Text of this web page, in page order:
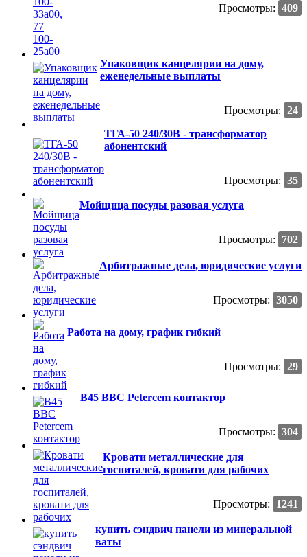
Просмотры: 409
Упаковщик канцелярии на дому,
еженедельные выплаты
Просмотры: 24
ТГА-50 240/30В - трансформатор
абонентский
Просмотры: 35
Мойщица посуды разовая услуга
Просмотры: 702
Арбитражные дела, юридические услуги
Просмотры: 3050
Работа на дому, график гибкий
Просмотры: 29
B45 BBC Petercem контактор
Просмотры: 304
Кровати металлические для
госпиталей, кровати для рабочих
Просмотры: 1241
купить сэндвич панели из минеральной
ваты